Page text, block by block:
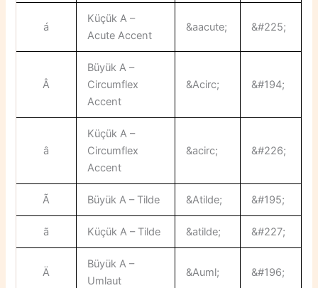
á
Küçük A –
Acute Accent
&aacute; &#225;
Â
Büyük A –
Circumflex
Accent
&Acirc; &#194;
â
Küçük A –
Circumflex
Accent
&acirc; &#226;
Ã Büyük A – Tilde &Atilde; &#195;
ã Küçük A – Tilde &atilde; &#227;
Ä
Büyük A –
Umlaut
&Auml; &#196;